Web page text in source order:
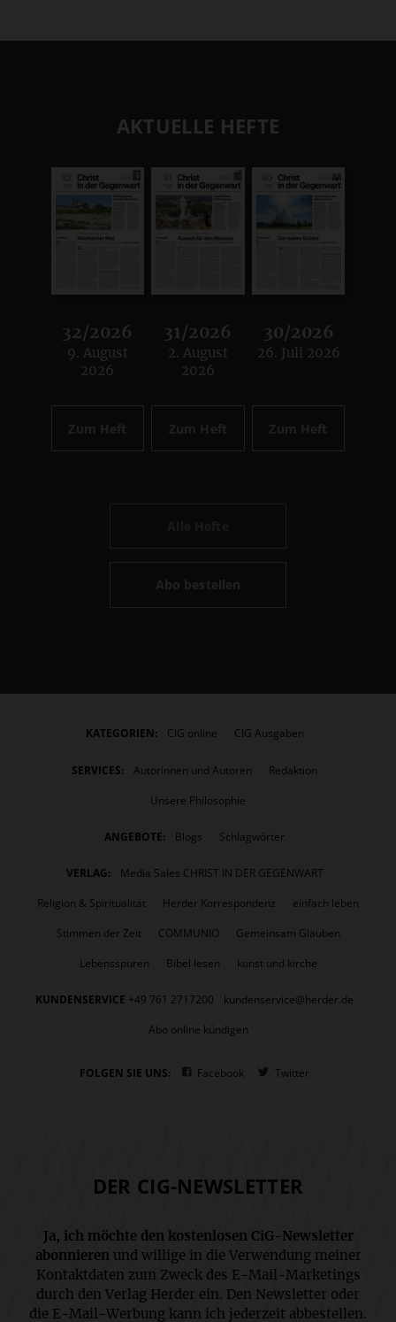
AKTUELLE HEFTE
32/2026
:
9. August
2026
Zum Heft
31/2026
:
2. August
2026
Zum Heft
30/2026
:
26. Juli 2026
Zum Heft
Abo bestellen
KATEGORIEN: CIG online CIG Ausgaben
SERVICES: Autorinnen und Autoren
Redaktion
Unsere Philosophie
ANGEBOTE: Blogs Schlagwörter
VERLAG:
Media Sales CHRIST IN DER GEGENWART
Religion & Spiritualität
Herder Korrespondenz
einfach leben
Stimmen der Zeit
COMMUNIO
Gemeinsam Glauben
Lebensspuren
Bibel lesen kunst und kirche
KUNDENSERVICE +49 761 2717200
kundenservice@herder.de
Abo online kündigen
FOLGEN SIE UNS: Facebook Twitter
DER CIG-NEWSLETTER
Ja, ich möchte den kostenlosen CiG-Newsletter
abonnieren und willige in die Verwendung meiner
Kontaktdaten zum Zweck des E-Mail-Marketings
durch den Verlag Herder ein. Den Newsletter oder
die E-Mail-Werbung kann ich jederzeit abbestellen.